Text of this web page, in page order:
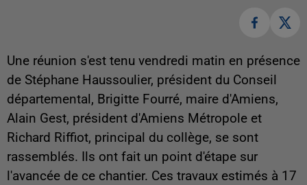
Une réunion s'est tenu vendredi matin en présence
de Stéphane Haussoulier, président du Conseil
départemental, Brigitte Fourré, maire d'Amiens,
Alain Gest, président d'Amiens Métropole et
Richard Riffiot, principal du collège, se sont
rassemblés. Ils ont fait un point d'étape sur
l'avancée de ce chantier. Ces travaux estimés à 17